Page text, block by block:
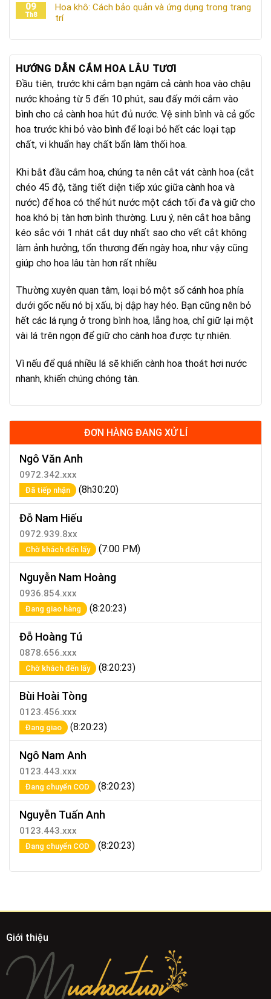
09
Th8
Hoa khô: Cách bảo quản và ứng dụng trong trang
trí
HƯỚNG DẪN CẮM HOA LÂU TƯƠI
Đầu tiên, trước khi cắm bạn ngâm cả cành hoa vào chậu
nước khoảng từ 5 đến 10 phút, sau đấy mới cắm vào
bình cho cả cành hoa hút đủ nước. Vệ sinh bình và cả gốc
hoa trước khi bỏ vào bình để loại bỏ hết các loại tạp
chất, vi khuẩn hay chất bẩn làm thối hoa.
Khi bắt đầu cắm hoa, chúng ta nên cắt vát cành hoa (cắt
chéo 45 độ, tăng tiết diện tiếp xúc giữa cành hoa và
nước) để hoa có thể hút nước một cách tối đa và giữ cho
hoa khó bị tàn hơn bình thường. Lưu ý, nên cắt hoa bằng
kéo sắc với 1 nhát cắt duy nhất sao cho vết cắt không
làm ảnh hưởng, tổn thương đến ngày hoa, như vậy cũng
giúp cho hoa lâu tàn hơn rất nhiều
Thường xuyên quan tâm, loại bỏ một số cánh hoa phía
dưới gốc nếu nó bị xấu, bị dập hay héo. Bạn cũng nên bỏ
hết các lá rụng ở trong bình hoa, lẵng hoa, chỉ giữ lại một
vài lá trên ngọn để giữ cho cành hoa được tự nhiên.
Vì nếu để quá nhiều lá sẽ khiến cành hoa thoát hơi nước
nhanh, khiến chúng chóng tàn.
ĐƠN HÀNG ĐANG XỬ LÍ
Ngô Văn Anh
0972.342.xxx
Đã tiếp nhận (8h30:20)
Đỗ Nam Hiếu
0972.939.8xx
Chờ khách đến lấy (7:00 PM)
Nguyễn Nam Hoàng
0936.854.xxx
Đang giao hàng (8:20:23)
Đỗ Hoàng Tú
0878.656.xxx
Chờ khách đến lấy (8:20:23)
Bùi Hoài Tòng
0123.456.xxx
Đang giao (8:20:23)
Ngô Nam Anh
0123.443.xxx
Đang chuyển COD (8:20:23)
Nguyễn Tuấn Anh
0123.443.xxx
Đang chuyển COD (8:20:23)
Giới thiệu